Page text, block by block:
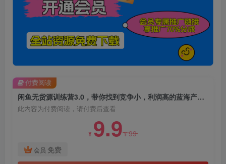
闲鱼无货源训练营3.0，带你找到竞争小，利润高的蓝海产品，每天都出单赚钱！
此内容为付费阅读，请付费后查看
¥ 9.9¥99
会员 免费
付费阅读